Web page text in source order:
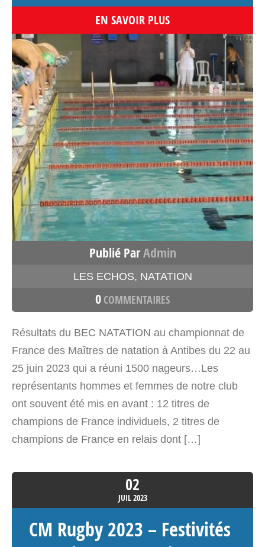
EN SAVOIR PLUS
Publié ParAdmin
LES ECHOS, NATATION
0 COMMENTAIRES
Résultats du BEC NATATION au championnat de
France des Maîtres de natation à Antibes du 22 au
25 juin 2023 qui a réuni 1500 nageurs…Les
représentants hommes et femmes de notre club
ont souvent été mis en avant : 12 titres de
champions de France individuels, 2 titres de
champions de France en relais dont […]
02
JUIL2023
CM Rugby 2023 – Festivités